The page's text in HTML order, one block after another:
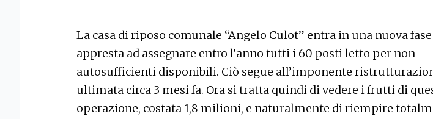
La casa di riposo comunale “Angelo Culot” entra in una nuova
appresta ad assegnare entro l’anno tutti i 60 posti letto per non
autosufficienti disponibili. Ciò segue all’imponente
ultimata circa 3 mesi fa. Ora si tratta quindi di vedere i frutti di
operazione, costata 1,8 milioni, e naturalmente di riempire